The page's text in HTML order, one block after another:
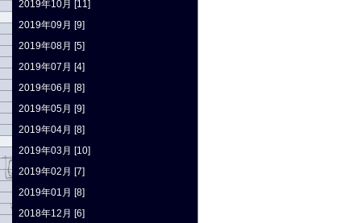
2019年10月 [11]
2019年09月 [9]
2019年08月 [5]
2019年07月 [4]
2019年06月 [8]
2019年05月 [9]
2019年04月 [8]
2019年03月 [10]
2019年02月 [7]
2019年01月 [8]
2018年12月 [6]